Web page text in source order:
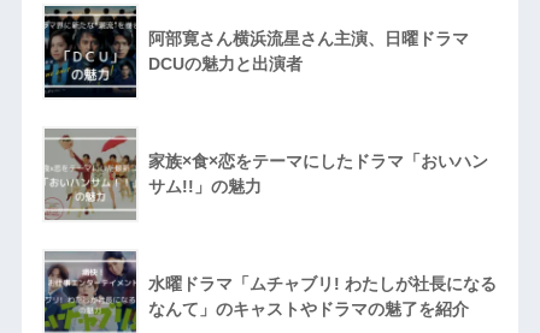
阿部寛さん横浜流星さん主演、日曜ドラマ
DCUの魅力と出演者
家族×食×恋をテーマにしたドラマ「おいハン
サム!!」の魅力
水曜ドラマ「ムチャブリ! わたしが社長になる
なんて」のキャストやドラマの魅了を紹介